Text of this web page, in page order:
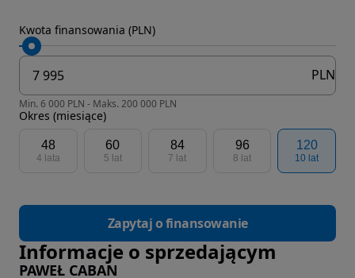
Kwota finansowania (PLN)
PLN
Min. 6 000 PLN - Maks. 200 000 PLN
Okres (miesiące)
48
4 lata
60
5 lat
84
7 lat
96
8 lat
120
10 lat
Zapytaj o finansowanie
Informacje o sprzedającym
PAWEŁ CABAN